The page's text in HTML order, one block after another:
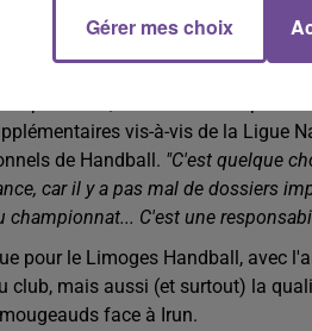
le cas, il faut avoir d'autres
du Limoges Handball
à la présidence : celle d'Alain
quotidien"
vis-à-vis de la Ligue
de Handball. "C'est quelque
car il y a pas mal de dossiers
C'est une
pour le Limoges Handball, avec
club, mais aussi (et surtout) la
face à Irun.
Gérer mes choix